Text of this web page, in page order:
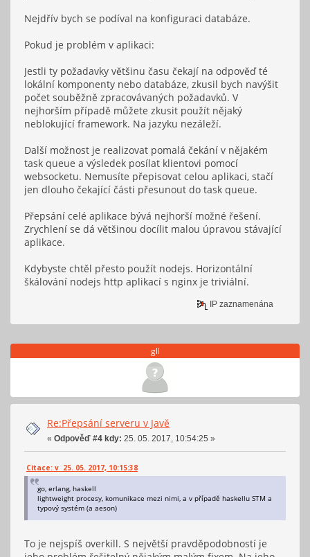
Nejdřív bych se podíval na konfiguraci databáze.
Pokud je problém v aplikaci:
Jestli ty požadavky většinu času čekají na odpověď té
lokální komponenty nebo databáze, zkusil bych navýšit
počet souběžně zpracovávaných požadavků. V
nejhorším případě můžete zkusit použít nějaký
neblokující framework. Na jazyku nezáleží.
Další možnost je realizovat pomalá čekání v nějakém
task queue a výsledek posílat klientovi pomocí
websocketu. Nemusíte přepisovat celou aplikaci, stačí
jen dlouho čekající části přesunout do task queue.
Přepsání celé aplikace bývá nejhorší možné řešení.
Zrychlení se dá většinou docílit malou úpravou stávající
aplikace.
Kdybyste chtěl přesto použít nodejs. Horizontální
škálování nodejs http aplikací s nginx je triviální.
IP zaznamenána
gll
Re:Přepsání serveru v Javě
« Odpověď #4 kdy: 25. 05. 2017, 10:54:25 »
Citace: v 25. 05. 2017, 10:15:38
go, erlang, haskell
lightweight procesy, komunikace mezi nimi, a v případě haskellu STM a
typový systém (a aeson)
To je nejspíš overkill. S největší pravděpodobností je